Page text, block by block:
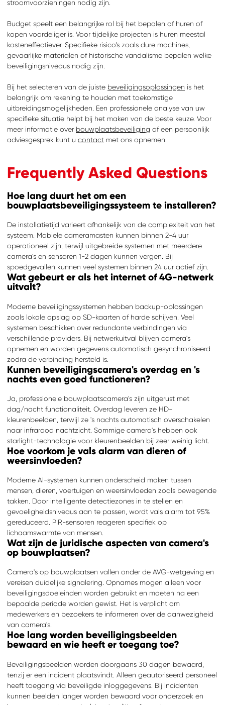
Waar ben je naar opzoek?
stroomvoorzieningen nodig zijn.
Budget speelt een belangrijke rol bij het bepalen of huren of
kopen voordeliger is. Voor tijdelijke projecten is huren meestal
kosteneffectiever. Specifieke risico’s zoals dure machines,
gevaarlijke materialen of historische vandalisme bepalen welke
beveiligingsniveaus nodig zijn.
Bij het selecteren van de juiste beveiligingsoplossingen is het
belangrijk om rekening te houden met toekomstige
uitbreidingsmogelijkheden. Een professionele analyse van uw
specifieke situatie helpt bij het maken van de beste keuze. Voor
meer informatie over bouwplaatsbeveiliging of een persoonlijk
adviesgesprek kunt u contact met ons opnemen.
Frequently Asked Questions
Hoe lang duurt het om een
bouwplaatsbeveiligingssysteem te installeren?
De installatietijd varieert afhankelijk van de complexiteit van het
systeem. Mobiele cameramasten kunnen binnen 2-4 uur
operationeel zijn, terwijl uitgebreide systemen met meerdere
camera's en sensoren 1-2 dagen kunnen vergen. Bij
spoedgevallen kunnen veel systemen binnen 24 uur actief zijn.
Wat gebeurt er als het internet of 4G-netwerk
uitvalt?
Moderne beveiligingssystemen hebben backup-oplossingen
zoals lokale opslag op SD-kaarten of harde schijven. Veel
systemen beschikken over redundante verbindingen via
verschillende providers. Bij netwerkuitval blijven camera's
opnemen en worden gegevens automatisch gesynchroniseerd
zodra de verbinding hersteld is.
Kunnen beveiligingscamera's overdag en 's
nachts even goed functioneren?
Ja, professionele bouwplaatscamera's zijn uitgerust met
dag/nacht functionaliteit. Overdag leveren ze HD-
kleurenbeelden, terwijl ze 's nachts automatisch overschakelen
naar infrarood nachtzicht. Sommige camera's hebben ook
starlight-technologie voor kleurenbeelden bij zeer weinig licht.
Hoe voorkom je vals alarm van dieren of
weersinvloeden?
Moderne AI-systemen kunnen onderscheid maken tussen
mensen, dieren, voertuigen en weersinvloeden zoals bewegende
takken. Door intelligente detectiezones in te stellen en
gevoeligheidsniveaus aan te passen, wordt vals alarm tot 95%
gereduceerd. PIR-sensoren reageren specifiek op
lichaamswarmte van mensen.
Wat zijn de juridische aspecten van camera's
op bouwplaatsen?
Camera's op bouwplaatsen vallen onder de AVG-wetgeving en
vereisen duidelijke signalering. Opnames mogen alleen voor
beveiligingsdoeleinden worden gebruikt en moeten na een
bepaalde periode worden gewist. Het is verplicht om
medewerkers en bezoekers te informeren over de aanwezigheid
van camera's.
Hoe lang worden beveiligingsbeelden
bewaard en wie heeft er toegang toe?
Beveiligingsbeelden worden doorgaans 30 dagen bewaard,
tenzij er een incident plaatsvindt. Alleen geautoriseerd personeel
heeft toegang via beveiligde inloggegevens. Bij incidenten
kunnen beelden langer worden bewaard voor onderzoek en